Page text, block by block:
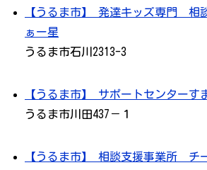
【うるま市】 発達キッズ専門
ぁー星
うるま市石川2313-3
【うるま市】 サポートセンターす
うるま市川田437－１
【うるま市】 相談支援事業所 チ